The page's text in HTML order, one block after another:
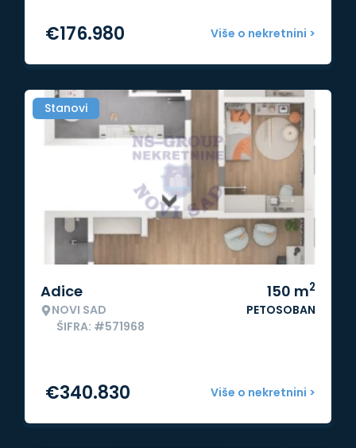
Više o nekretnini >
€176.980
Stanovi
Adice
NOVI SAD
ŠIFRA: #571968
150 m2
PETOSOBAN
Više o nekretnini >
€340.830